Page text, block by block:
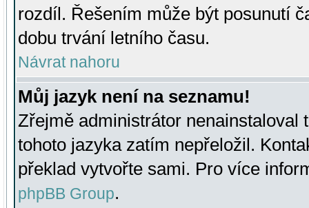
rozdíl. Řešením může být posunutí
dobu trvání letního času.
Návrat nahoru
Můj jazyk není na seznamu!
Zřejmě administrátor nenainstaloval
tohoto jazyka zatím nepřeložil.
překlad vytvořte sami. Pro více
phpBB Group.